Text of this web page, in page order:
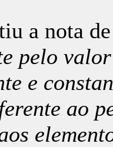
a nota de
pelo
e
ao